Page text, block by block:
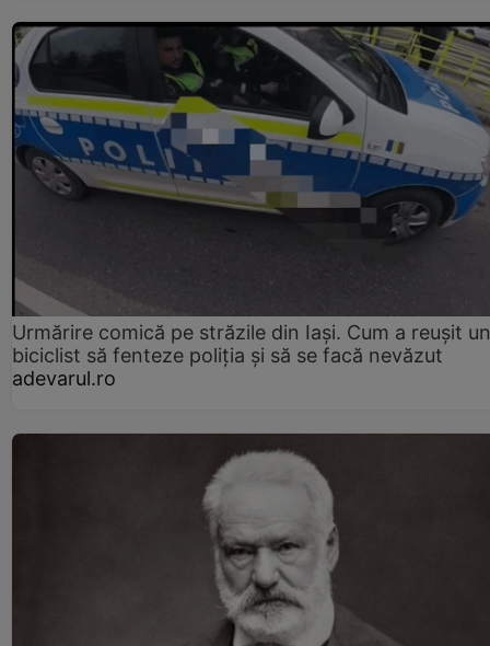
Urmărire comică pe străzile din Iași. Cum a reușit un
biciclist să fenteze poliția și să se facă nevăzut
adevarul.ro